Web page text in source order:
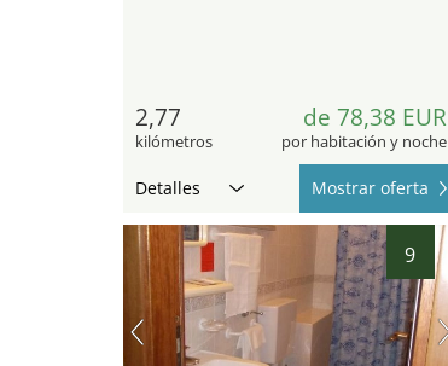
2,77
kilómetros
de 78,38 EUR
por habitación y noche
Detalles Mostrar oferta
9